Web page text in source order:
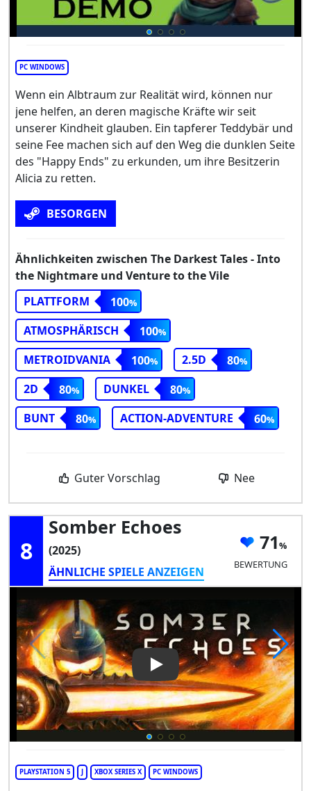
PC WINDOWS
Wenn ein Albtraum zur Realität wird, können nur
jene helfen, an deren magische Kräfte wir seit
unserer Kindheit glauben. Ein tapferer Teddybär und
seine Fee machen sich auf den Weg die dunklen Seite
des "Happy Ends" zu erkunden, um ihre Besitzerin
Alicia zu retten.
BESORGEN
Ähnlichkeiten zwischen The Darkest Tales - Into
the Nightmare und Venture to the Vile
PLATTFORM
100
ATMOSPHÄRISCH
100
METROIDVANIA
100 2.5D
80
2D
80 DUNKEL
80
BUNT
80 ACTION-ADVENTURE 60
Guter Vorschlag Nee
8
Somber Echoes
(2025)
ÄHNLICHE SPIELE ANZEIGEN
71
BEWERTUNG
Play Video: Somber Echoes
PLAYSTATION 5 XBOX SERIES X PC WINDOWS